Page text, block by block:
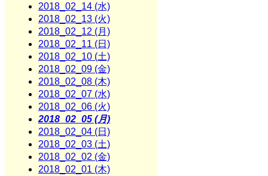
2018_02_14 (水)
2018_02_13 (火)
2018_02_12 (月)
2018_02_11 (日)
2018_02_10 (土)
2018_02_09 (金)
2018_02_08 (木)
2018_02_07 (水)
2018_02_06 (火)
2018_02_05 (月)
2018_02_04 (日)
2018_02_03 (土)
2018_02_02 (金)
2018_02_01 (木)